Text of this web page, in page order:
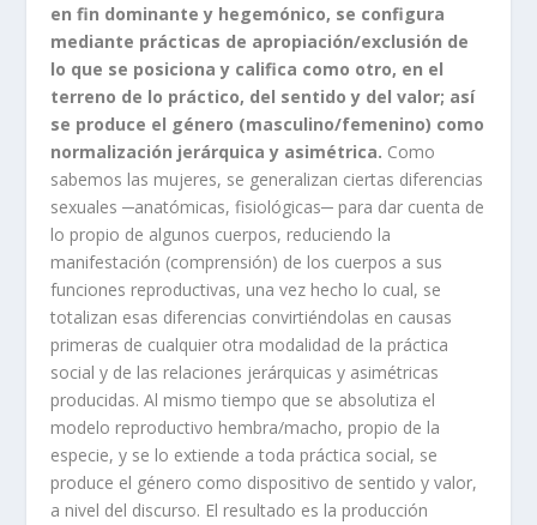
en fin dominante y hegemónico, se configura
mediante prácticas de apropiación/exclusión de
lo que se posiciona y califica como otro, en el
terreno de lo práctico, del sentido y del valor; así
se produce el género (masculino/femenino) como
normalización jerárquica y asimétrica. Como
sabemos las mujeres, se generalizan ciertas diferencias
sexuales ─anatómicas, fisiológicas─ para dar cuenta de
lo propio de algunos cuerpos, reduciendo la
manifestación (comprensión) de los cuerpos a sus
funciones reproductivas, una vez hecho lo cual, se
totalizan esas diferencias convirtiéndolas en causas
primeras de cualquier otra modalidad de la práctica
social y de las relaciones jerárquicas y asimétricas
producidas. Al mismo tiempo que se absolutiza el
modelo reproductivo hembra/macho, propio de la
especie, y se lo extiende a toda práctica social, se
produce el género como dispositivo de sentido y valor,
a nivel del discurso. El resultado es la producción